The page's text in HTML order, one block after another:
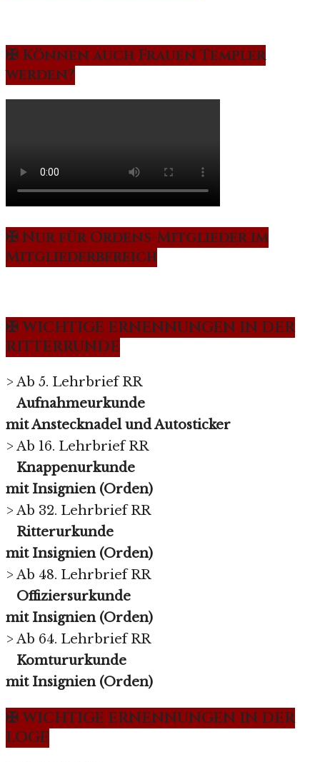
✠ Können auch Frauen Templer
werden?
✠ Nur für Ordens-Mitglieder im
Mitgliederbereich
✠ WICHTIGE ERNENNUNGEN IN DER
RITTERRUNDE
> Ab 5. Lehrbrief RR
Aufnahmeurkunde
mit Anstecknadel und Autosticker
> Ab 16. Lehrbrief RR
Knappenurkunde
mit Insignien (Orden)
> Ab 32. Lehrbrief RR
Ritterurkunde
mit Insignien (Orden)
> Ab 48. Lehrbrief RR
Offiziersurkunde
mit Insignien (Orden)
> Ab 64. Lehrbrief RR
Komtururkunde
mit Insignien (Orden)
✠ WICHTIGE ERNENNUNGEN IN DER
LOGE